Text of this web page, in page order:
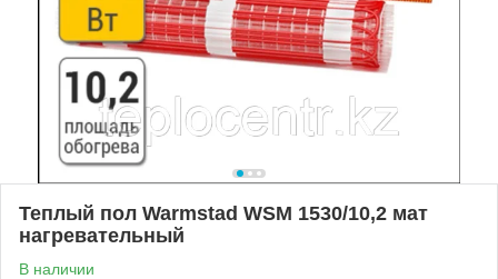
Теплый пол Warmstad WSM 1530/10,2 мат
нагревательный
В наличии